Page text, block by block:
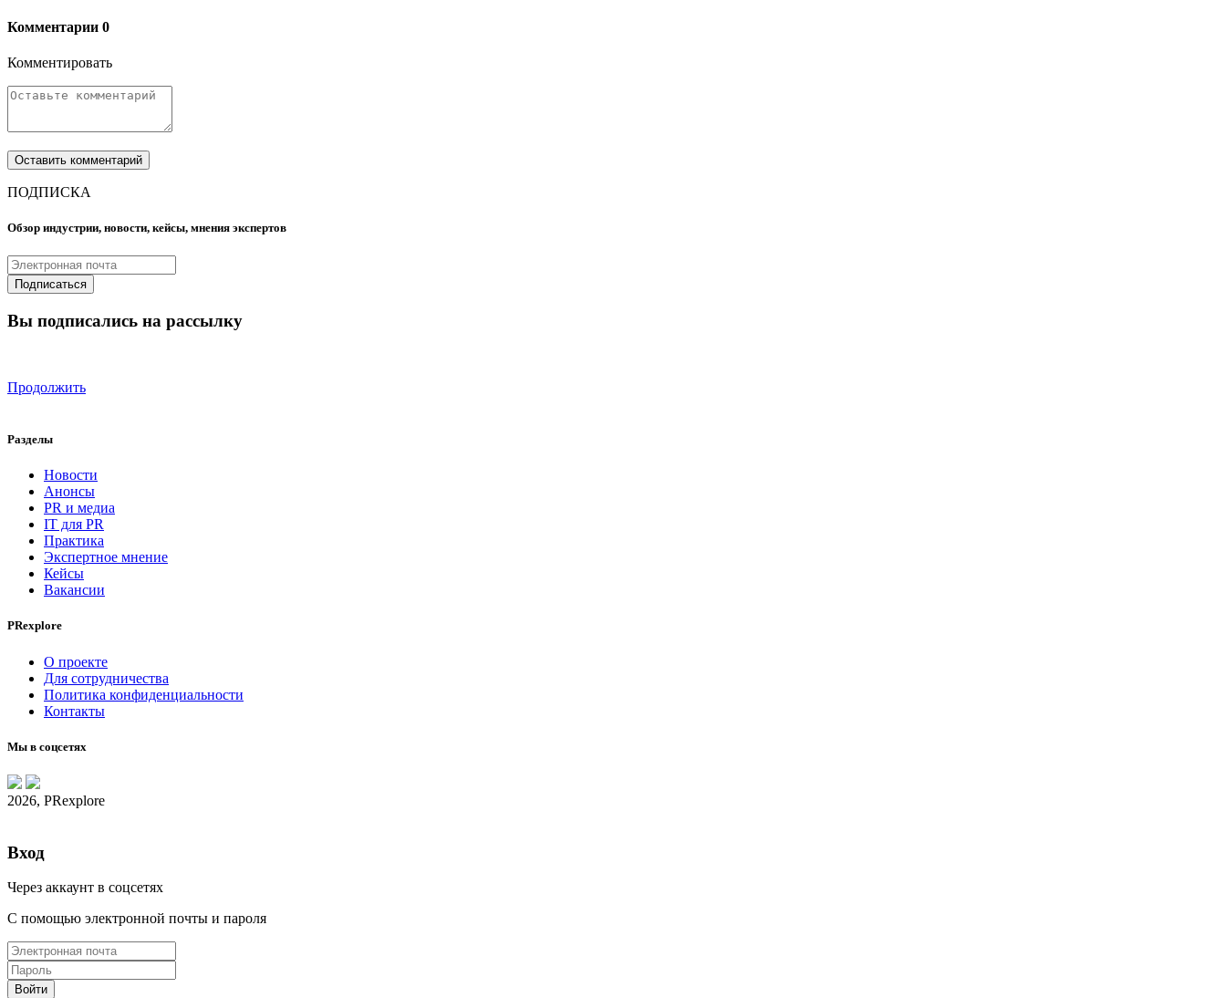
Комментарии 0
Комментировать
ПОДПИСКА
Обзор индустрии, новости, кейсы, мнения экспертов
Вы подписались на рассылку
Продолжить
Разделы
Новости
Анонсы
PR и медиа
IT для PR
Практика
Экспертное мнение
Кейсы
Вакансии
PRexplore
О проекте
Для сотрудничества
Политика конфиденциальности
Контакты
Мы в соцсетях
2026, PRexplore
Вход
Через аккаунт в соцсетях
С помощью электронной почты и пароля